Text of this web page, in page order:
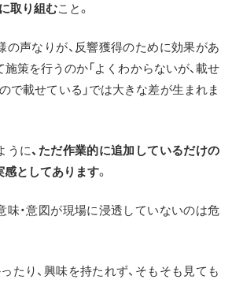
取り組むこと。
の声なりが、反響獲得のために効果があ
施策を行うのか「よくわからないが、載せ
で載せている」では大きな差が生まれま
うに、ただ作業的に追加しているだけの
感としてあります。
味・意図が現場に浸透していないのは危
たり、興味を持たれず、そもそも見ても